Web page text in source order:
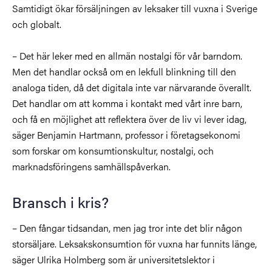
Samtidigt ökar försäljningen av leksaker till vuxna i Sverige
och globalt.
– Det här leker med en allmän nostalgi för vår barndom.
Men det handlar också om en lekfull blinkning till den
analoga tiden, då det digitala inte var närvarande överallt.
Det handlar om att komma i kontakt med vårt inre barn,
och få en möjlighet att reflektera över de liv vi lever idag,
säger Benjamin Hartmann, professor i företagsekonomi
som forskar om konsumtionskultur, nostalgi, och
marknadsföringens samhällspåverkan.
Bransch i kris?
– Den fångar tidsandan, men jag tror inte det blir någon
storsäljare. Leksakskonsumtion för vuxna har funnits länge,
säger Ulrika Holmberg som är universitetslektor i